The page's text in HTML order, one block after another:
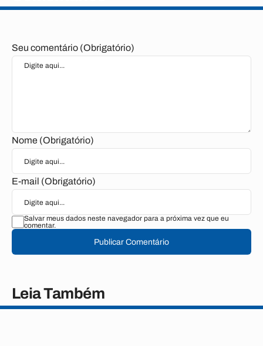
Seu comentário (Obrigatório)
Nome (Obrigatório)
E-mail (Obrigatório)
Salvar meus dados neste navegador para a próxima vez que eu
comentar.
Publicar Comentário
Leia Também